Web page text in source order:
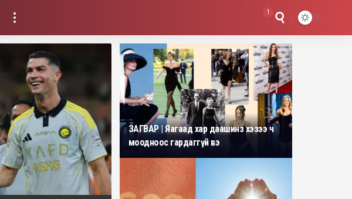
1
ЗАГВАР | Яагаад хар даашинз хэзээ ч
моодноос гардаггүй вэ